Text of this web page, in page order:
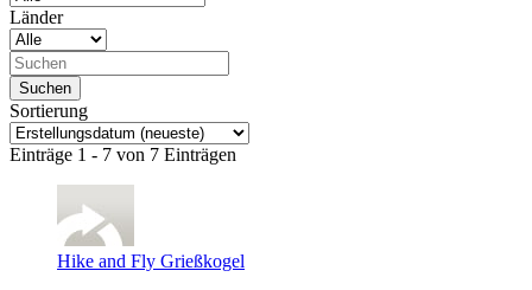
Länder
Sortierung
Einträge 1 - 7 von 7 Einträgen
Hike and Fly Grießkogel